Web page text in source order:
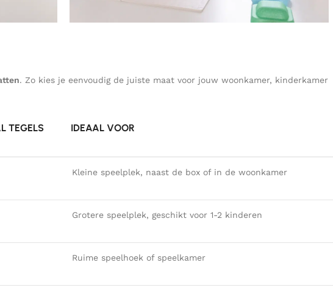
. Zo kies je eenvoudig de juiste maat voor jouw woonkamer, kinderkamer
TEGELS IDEAAL VOOR
Kleine speelplek, naast de box of in de woonkamer
Grotere speelplek, geschikt voor 1-2 kinderen
Ruime speelhoek of speelkamer